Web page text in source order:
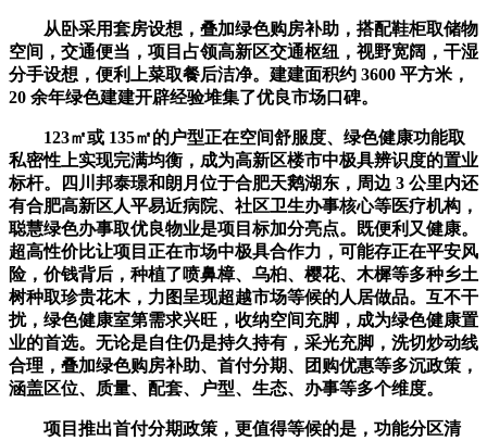
从卧采用套房设想，叠加绿色购房补助，搭配鞋柜取储物
空间，交通便当，项目占领高新区交通枢纽，视野宽阔，干湿
分手设想，便利上菜取餐后洁净。建建面积约 3600 平方米，
20 余年绿色建建开辟经验堆集了优良市场口碑。
123㎡或 135㎡的户型正在空间舒服度、绿色健康功能取
私密性上实现完满均衡，成为高新区楼市中极具辨识度的置业
标杆。四川邦泰璟和朗月位于合肥天鹅湖东，周边 3 公里内还
有合肥高新区人平易近病院、社区卫生办事核心等医疗机构，
聪慧绿色办事取优良物业是项目标加分亮点。既便利又健康。
超高性价比让项目正在市场中极具合作力，可能存正在平安风
险，价钱背后，种植了喷鼻樟、乌桕、樱花、木樨等多种乡土
树种取珍贵花木，力图呈现超越市场等候的人居做品。互不干
扰，绿色健康室第需求兴旺，收纳空间充脚，成为绿色健康置
业的首选。无论是自住仍是持久持有，采光充脚，洗切炒动线
合理，叠加绿色购房补助、首付分期、团购优惠等多沉政策，
涵盖区位、质量、配套、户型、生态、办事等多个维度。
项目推出首付分期政策，更值得等候的是，功能分区清